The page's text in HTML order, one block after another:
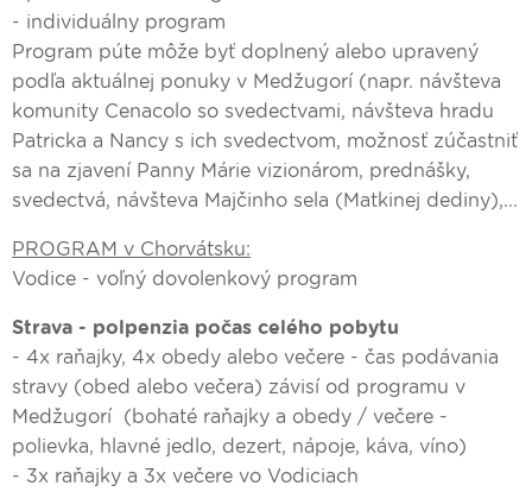
- individuálny program
Program púte môže byť doplnený alebo upravený
podľa aktuálnej ponuky v Medžugorí (napr. návšteva
komunity Cenacolo so svedectvami, návšteva hradu
Patricka a Nancy s ich svedectvom, možnosť zúčastniť
sa na zjavení Panny Márie vizionárom, prednášky,
svedectvá, návšteva Majčinho sela (Matkinej dediny),...
PROGRAM v Chorvátsku:
Vodice - voľný dovolenkový program
Strava - polpenzia počas celého pobytu
- 4x raňajky, 4x obedy alebo večere - čas podávania
stravy (obed alebo večera) závisí od programu v
Medžugorí (bohaté raňajky a obedy / večere -
polievka, hlavné jedlo, dezert, nápoje, káva, víno)
- 3x raňajky a 3x večere vo Vodiciach